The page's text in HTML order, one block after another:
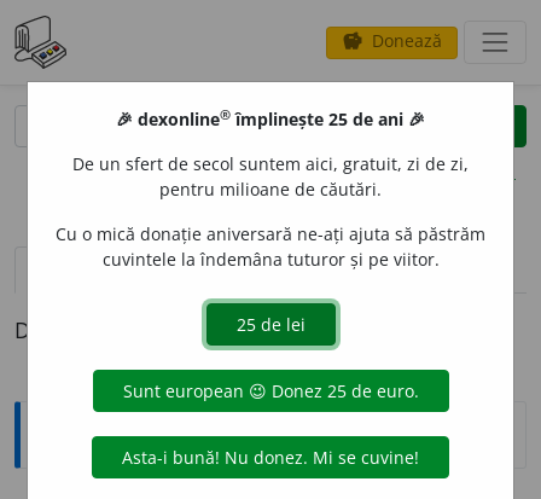
savings Donează
clear
opțiuni
definiții (1) pronunțievolume_up (24)
Definiția cu ID-ul 889854:
Explicative DEX
🎉 dexonline® împlinește 25 de ani 🎉
De un sfert de secol suntem aici, gratuit, zi de zi,
pentru milioane de căutări.
Cu o mică donație aniversară ne-ați ajuta să păstrăm
cuvintele la îndemâna tuturor și pe viitor.